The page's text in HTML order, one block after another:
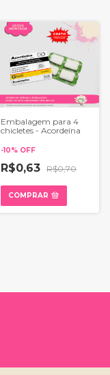
Embalagem para 4
chicletes - Acordeína
-10% OFF
R$0,63 R$0,70
COMPRAR